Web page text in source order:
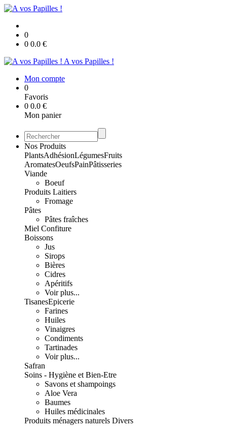
0
0 0.0 €
A vos Papilles !
Mon compte
0
Favoris
0 0.0 €
Mon panier
Nos Produits
PlantsAdhésionLégumesFruits
AromatesOeufsPainPâtisseries
Viande
Boeuf
Produits Laitiers
Fromage
Pâtes
Pâtes fraîches
Miel Confiture
Boissons
Jus
Sirops
Bières
Cidres
Apéritifs
Voir plus...
TisanesEpicerie
Farines
Huiles
Vinaigres
Condiments
Tartinades
Voir plus...
Safran
Soins - Hygiène et Bien-Etre
Savons et shampoings
Aloe Vera
Baumes
Huiles médicinales
Produits ménagers naturels Divers